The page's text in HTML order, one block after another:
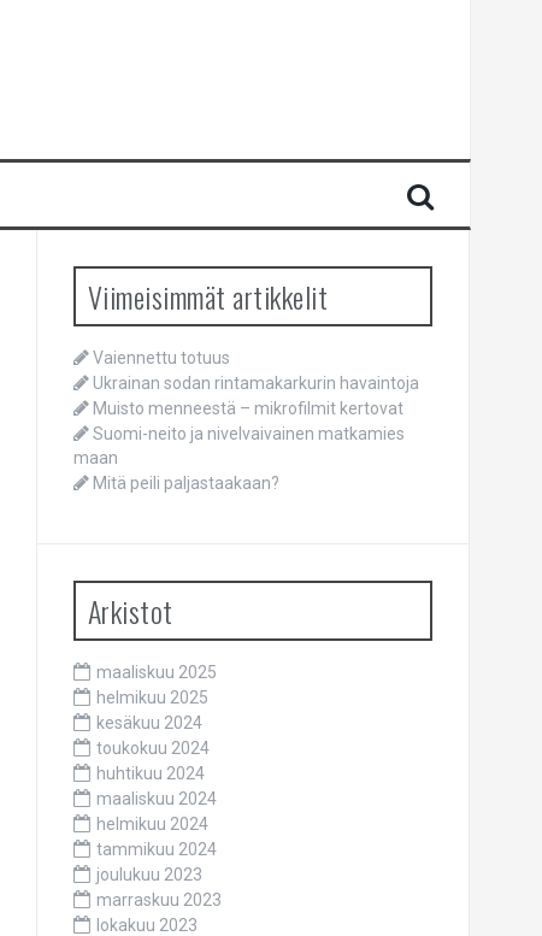
Viimeisimmät artikkelit
Vaiennettu totuus
Ukrainan sodan rintamakarkurin havaintoja
Muisto menneestä – mikrofilmit kertovat
Suomi-neito ja nivelvaivainen matkamies
maan
Mitä peili paljastaakaan?
Arkistot
maaliskuu 2025
helmikuu 2025
kesäkuu 2024
toukokuu 2024
huhtikuu 2024
maaliskuu 2024
helmikuu 2024
tammikuu 2024
joulukuu 2023
marraskuu 2023
lokakuu 2023